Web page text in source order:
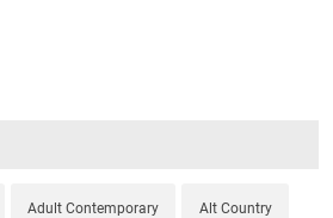
Adult Contemporary Alt Country